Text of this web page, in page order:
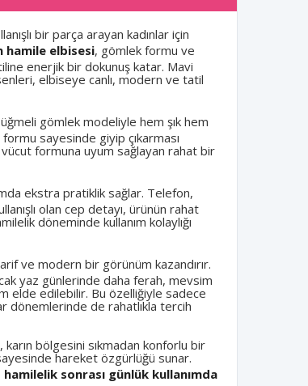
bir parça arayan kadınlar için
hamile elbisesi, gömlek formu ve
enerjik bir dokunuş katar. Mavi
elbiseye canlı, modern ve tatil
gömlek modeliyle hem şık hem
sayesinde giyip çıkarması
formuna uyum sağlayan rahat bir
ekstra pratiklik sağlar. Telefon,
olan cep detayı, ürünün rahat
döneminde kullanım kolaylığı
ve modern bir görünüm kazandırır.
yaz günlerinde daha ferah, mevsim
elde edilebilir. Bu özelliğiyle sadece
dönemlerinde de rahatlıkla tercih
bölgesini sıkmadan konforlu bir
hareket özgürlüğü sunar.
hamilelik sonrası günlük kullanımda